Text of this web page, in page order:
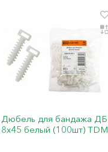
Дюбель для бандажа ДБ
8х45 белый (100шт) TDM